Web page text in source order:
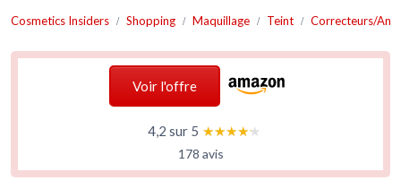
Cosmetics Insiders Shopping Maquillage Teint Correcteurs/
Voir l'offre
4,2 sur 5 ★★★★★
★★★★★
178 avis